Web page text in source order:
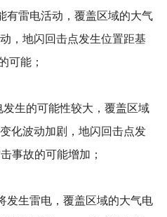
雷电活动，覆盖区域的大气
，地闪回击点发生位置距基
可能；
生的可能性较大，覆盖区域
化波动加剧，地闪回击点发
事故的可能增加；
生雷电，覆盖区域的大气电